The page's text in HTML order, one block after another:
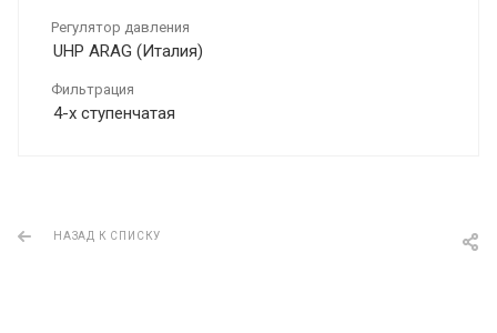
Регулятор давления
UHP ARAG (Италия)
Фильтрация
4-х ступенчатая
НАЗАД К СПИСКУ